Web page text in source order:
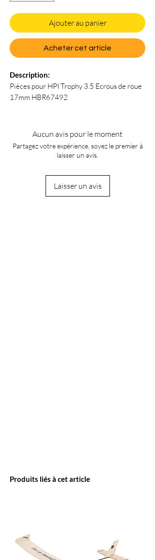
Ajouter au panier
Acheter cet article
Description:
Pièces pour HPI Trophy 3.5 Ecrous de roue
17mm HBR67492
Aucun avis pour le moment
Partagez votre expérience, soyez le premier à
laisser un avis.
Laisser un avis
Produits liés à cet article